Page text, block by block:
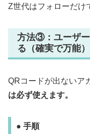
Z世代はフォローだけ
方法③：ユーザ
る（確実で万能）
QRコードが出ないア
は必ず使えます。
● 手順